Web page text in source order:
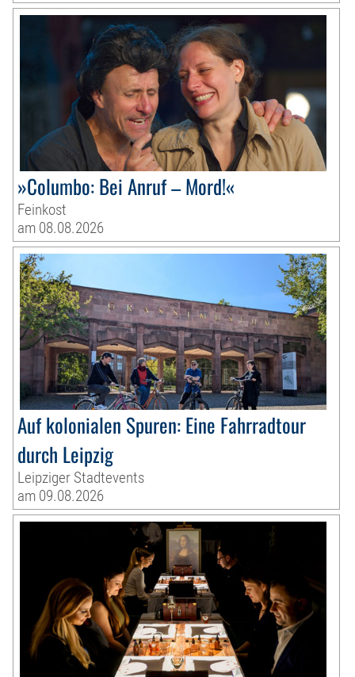
»Columbo: Bei Anruf – Mord!«
Feinkost
am 08.08.2026
Auf kolonialen Spuren: Eine Fahrradtour
durch Leipzig
Leipziger Stadtevents
am 09.08.2026